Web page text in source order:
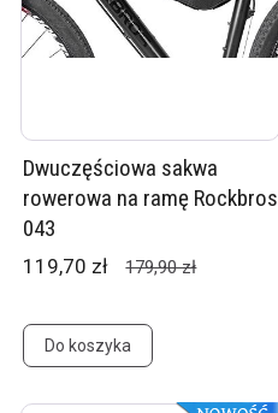
Dwuczęściowa sakwa
rowerowa na ramę Rockbros
043
119,70 zł 179,90 zł
Do koszyka